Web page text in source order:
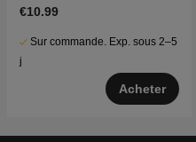
€10.99
Sur commande. Exp. sous 2–5
j
Acheter